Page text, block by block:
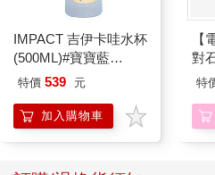
IMPACT 吉伊卡哇水杯
(500ML)#寶寶藍
IMCHB01LB
特價 539 元
加入購物車
【
對
——
特